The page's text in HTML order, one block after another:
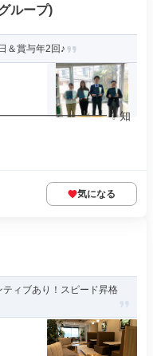
ループ)
＆賞与年2回♪
✨知
気になる
ィブあり！スピード昇格